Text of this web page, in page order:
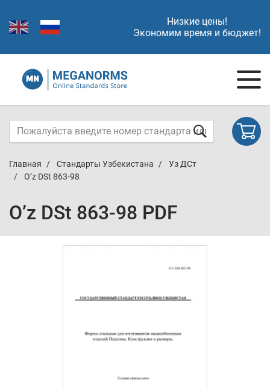
Низкие цены!
Экономим время и бюджет!
Главная Стандарты Узбекистана
Уз ДСт
O’z DSt 863-98
O’z DSt 863-98 PDF